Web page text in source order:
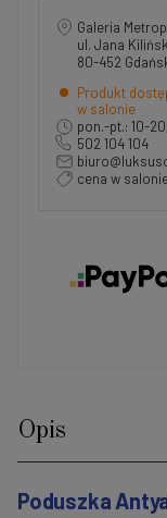
Galeria
ul. Jana
80-452
Produkt
w salonie
pon.-pt.: 10-
502 104 104
cena w
Opis
Poduszka